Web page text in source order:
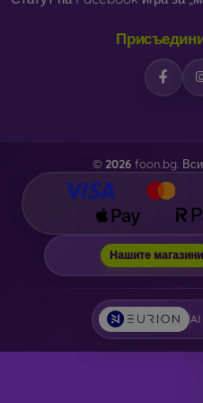
интересни калъфи за
материали. Просто изберете
© 2026 foon.bg.
Нашите магазини